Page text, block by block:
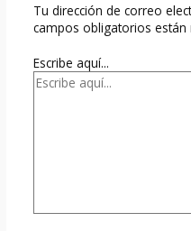
Tu dirección de correo
campos obligatorios están
Escribe aquí...